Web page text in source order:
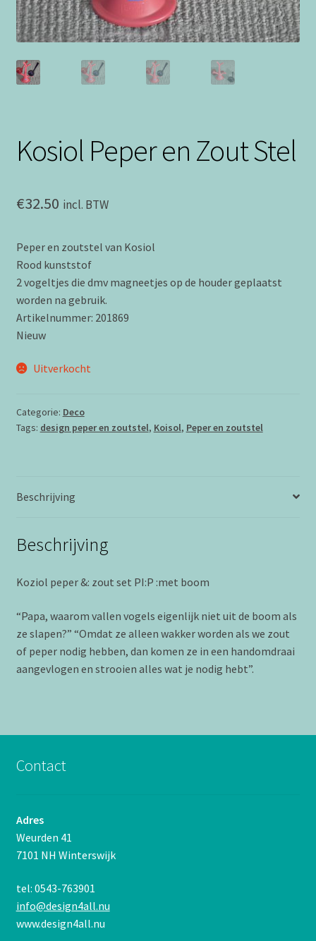
Kosiol Peper en Zout Stel
€32.50 incl. BTW
Peper en zoutstel van Kosiol
Rood kunststof
2 vogeltjes die dmv magneetjes op de houder geplaatst
worden na gebruik.
Artikelnummer: 201869
Nieuw
Uitverkocht
Categorie: Deco
Tags: design peper en zoutstel, Koisol, Peper en zoutstel
Beschrijving
Beschrijving
Koziol peper &: zout set PI:P :met boom
“Papa, waarom vallen vogels eigenlijk niet uit de boom als
ze slapen?” “Omdat ze alleen wakker worden als we zout
of peper nodig hebben, dan komen ze in een handomdraai
aangevlogen en strooien alles wat je nodig hebt”.
Contact
Adres
Weurden 41
7101 NH Winterswijk
tel: 0543-763901
info@design4all.nu
www.design4all.nu